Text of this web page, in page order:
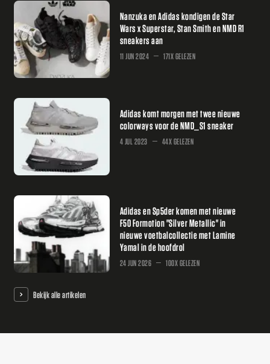
Nanzuka en Adidas kondigen de Star
Wars x Superstar, Stan Smith en NMD R1
sneakers aan
11 JUN 2024 171X GELEZEN
Adidas komt morgen met twee nieuwe
colorways voor de NMD_S1 sneaker
4 JUL 2023 44X GELEZEN
Adidas en Sp5der komen met nieuwe
F50 Formotion "Silver Metallic" in
nieuwe voetbalcollectie met Lamine
Yamal in de hoofdrol
24 JUN 2026 100X GELEZEN
Bekijk alle artikelen